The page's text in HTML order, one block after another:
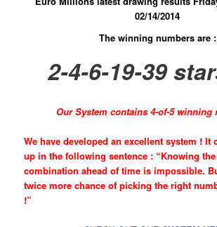
02/14/2014
The winning numbers are :
2-4-6-19-39
Our System contains 4-of-5 winning
We have developed an excellent system ! It
up in the following sentence : “Knowing
combination ahead of time is impossible.
twice more chance of picking the right
!”